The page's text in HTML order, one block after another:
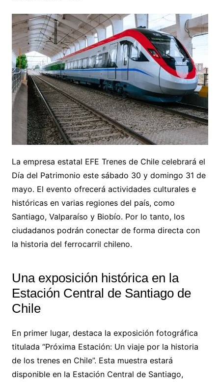
La empresa estatal EFE Trenes de Chile celebrará el
Día del Patrimonio este sábado 30 y domingo 31 de
mayo. El evento ofrecerá actividades culturales e
históricas en varias regiones del país, como
Santiago, Valparaíso y Biobío. Por lo tanto, los
ciudadanos podrán conectar de forma directa con
la historia del ferrocarril chileno.
Una exposición histórica en la
Estación Central de Santiago de
Chile
En primer lugar, destaca la exposición fotográfica
titulada “Próxima Estación: Un viaje por la historia
de los trenes en Chile”. Esta muestra estará
disponible en la Estación Central de Santiago,